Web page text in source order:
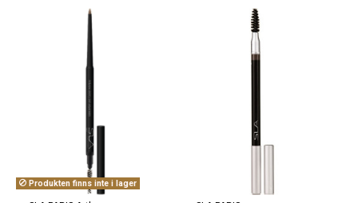
Produkten finns inte i lager